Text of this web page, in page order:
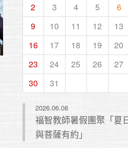
2
3 4 5 6
9
10 11 12 13
16
17 18 19 20
23
24 25 26 27
30
31
2026.06.08
福智教師暑假團聚「夏
與菩薩有約」